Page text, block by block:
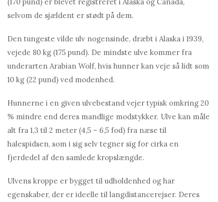
selvom de sjældent er stødt på dem.
Den tungeste vilde ulv nogensinde, dræbt i Alaska i 1939,
vejede 80 kg (175 pund). De mindste ulve kommer fra
underarten Arabian Wolf, hvis hunner kan veje så lidt som
10 kg (22 pund) ved modenhed.
Hunnerne i en given ulvebestand vejer typisk omkring 20
% mindre end deres mandlige modstykker. Ulve kan måle
alt fra 1,3 til 2 meter (4,5 – 6,5 fod) fra næse til
halespidsen, som i sig selv tegner sig for cirka en
fjerdedel af den samlede kropslængde.
Ulvens kroppe er bygget til udholdenhed og har
egenskaber, der er ideelle til langdistancerejser. Deres